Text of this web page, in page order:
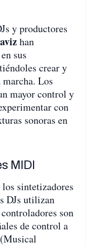
y productores
han
sus
crear y
Los
mayor control y
con
sonoras en
MIDI
sintetizadores
DJs utilizan
son
de control a